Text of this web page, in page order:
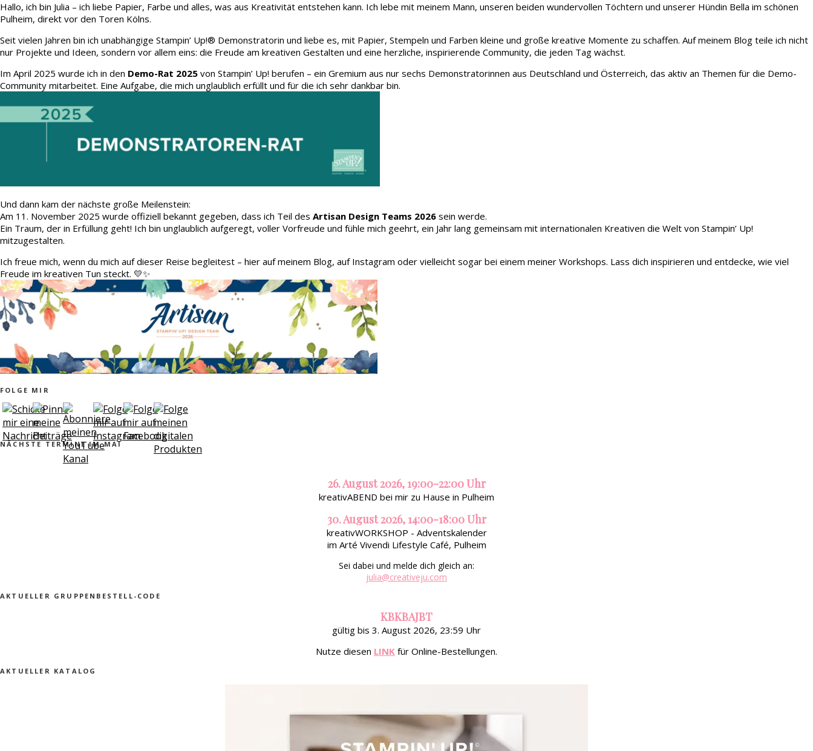
Hallo, ich bin Julia – ich liebe Papier, Farbe und alles, was aus Kreativität entstehen kann. Ich lebe mit meinem Mann, unseren beiden wundervollen Töchtern und unserer Hündin Bella im schönen
Pulheim, direkt vor den Toren Kölns.
Seit vielen Jahren bin ich unabhängige Stampin’ Up!® Demonstratorin und liebe es, mit Papier, Stempeln und Farben kleine und große kreative Momente zu schaffen. Auf meinem Blog teile ich nicht
nur Projekte und Ideen, sondern vor allem eins: die Freude am kreativen Gestalten und eine herzliche, inspirierende Community, die jeden Tag wächst.
Im April 2025 wurde ich in den Demo-Rat 2025 von Stampin’ Up! berufen – ein Gremium aus nur sechs Demonstratorinnen aus Deutschland und Österreich, das aktiv an Themen für die Demo-
Community mitarbeitet. Eine Aufgabe, die mich unglaublich erfüllt und für die ich sehr dankbar bin.
Und dann kam der nächste große Meilenstein:
Am 11. November 2025 wurde offiziell bekannt gegeben, dass ich Teil des Artisan Design Teams 2026 sein werde.
Ein Traum, der in Erfüllung geht! Ich bin unglaublich aufgeregt, voller Vorfreude und fühle mich geehrt, ein Jahr lang gemeinsam mit internationalen Kreativen die Welt von Stampin’ Up!
mitzugestalten.
Ich freue mich, wenn du mich auf dieser Reise begleitest – hier auf meinem Blog, auf Instagram oder vielleicht sogar bei einem meiner Workshops. Lass dich inspirieren und entdecke, wie viel
Freude im kreativen Tun steckt. 💛✨
FOLGE MIR
NÄCHSTE TERMINE IM MAI
26. August 2026, 19:00-22:00 Uhr
kreativABEND bei mir zu Hause in Pulheim
30. August 2026, 14:00-18:00 Uhr
kreativWORKSHOP - Adventskalender
im Arté Vivendi Lifestyle Café, Pulheim
Sei dabei und melde dich gleich an:
julia@creativeju.com
AKTUELLER GRUPPENBESTELL-CODE
KBKBAJBT
gültig bis 3. August 2026, 23:59 Uhr
Nutze diesen LINK für Online-Bestellungen.
AKTUELLER KATALOG